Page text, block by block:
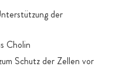
der
Cholin
Schutz der Zellen vor